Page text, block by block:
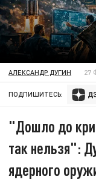
АЛЕКСАНДР ДУГИН 27
ПОДПИШИТЕСЬ:
"Дошло до
так нельзя":
ядерного